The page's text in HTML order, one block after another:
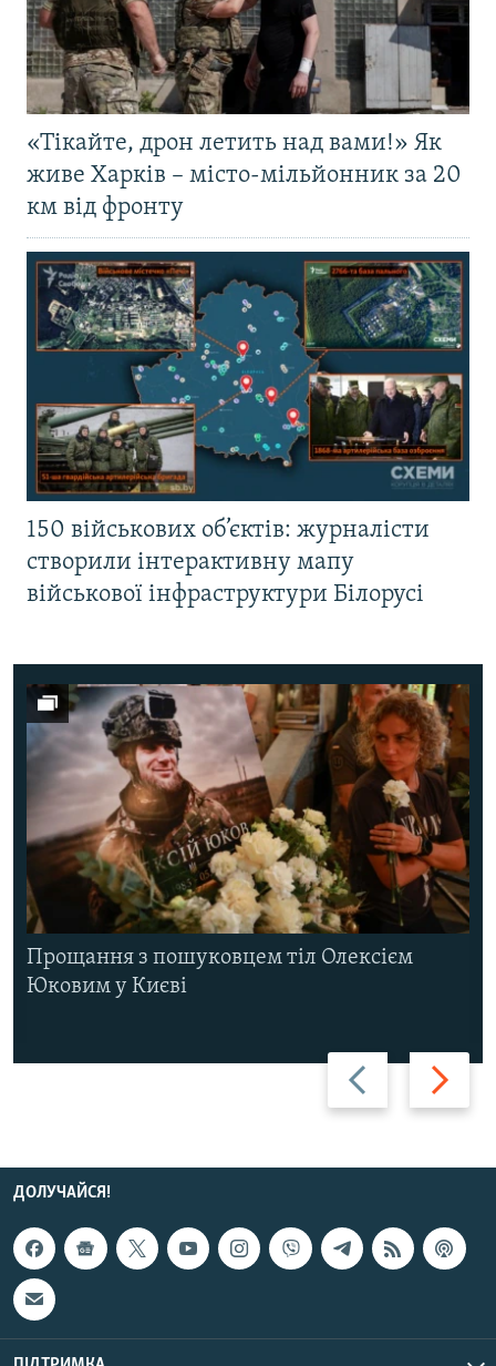
«Тікайте, дрон летить над вами!» Як
живе Харків – місто-мільйонник за 20
км від фронту
150 військових об’єктів: журналісти
створили інтерактивну мапу
військової інфраструктури Білорусі
Назад Вперед
Прощання з пошуковцем тіл Олексієм
Юковим у Києві
ДОЛУЧАЙСЯ!